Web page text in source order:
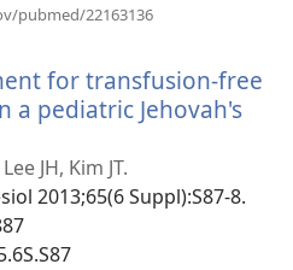
pubmed/22163136
вікні)
for transfusion-free
a pediatric Jehovah's
JH, Kim JT.
2013;65(6 Suppl):S87-8.